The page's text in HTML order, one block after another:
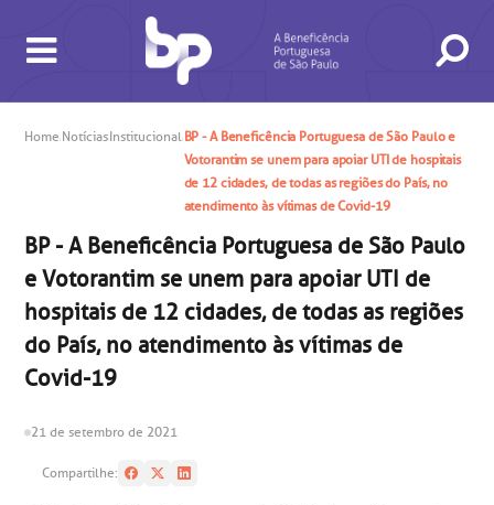
BUSCA
CONSULTAS E EXAMES
ATENDIMENTO 24H
CONHEÇA AS UNIDADES
INSTITUCIONAL
NOSSOS SERVIÇOS
INFORMAÇÕES ÚTEIS
ESPECIALIDADES
HomeNotíciasInstitucionalBP - A Beneficência Portuguesa de São Paulo e
Votorantim se unem para apoiar UTI de hospitais
de 12 cidades, de todas as regiões do País, no
atendimento às vítimas de Covid-19
BP - A Beneficência Portuguesa de São Paulo
e Votorantim se unem para apoiar UTI de
hospitais de 12 cidades, de todas as regiões
do País, no atendimento às vítimas de
Covid-19
21 de setembro de 2021
Compartilhe: